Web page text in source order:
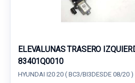
ELEVALUNAS TRASERO
83401Q0010
HYUNDAI I20 20 ( BC3/BI3DESDE 08/20 )